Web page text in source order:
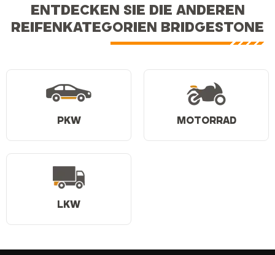
ENTDECKEN SIE DIE ANDEREN
REIFENKATEGORIEN BRIDGESTONE
PKW MOTORRAD
LKW